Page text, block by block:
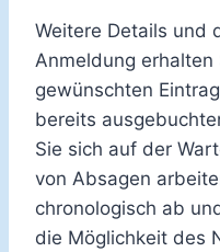
Weitere Details und
Anmeldung erhalten
gewünschten
bereits
Sie sich auf der
von Absagen
chronologisch ab
die Möglichkeit des